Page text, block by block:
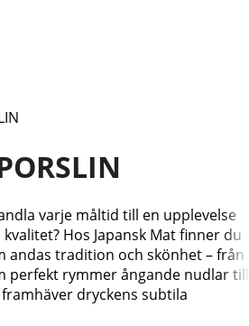
varje måltid till en upplevelse
Hos Japansk Mat finner du
andas tradition och skönhet – från
perfekt rymmer ångande nudlar till
dryckens subtila